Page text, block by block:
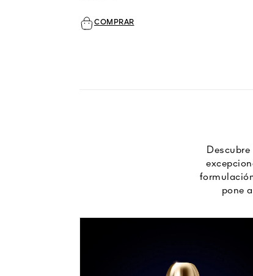
COMPRAR
pone